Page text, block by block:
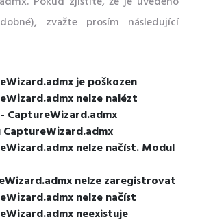
zvažte prosím následující
je poškozen
nelze nalézt
CaptureWizard.admx
CaptureWizard.admx
nelze načíst. Modul
nelze zaregistrovat
nelze načíst
neexistuje